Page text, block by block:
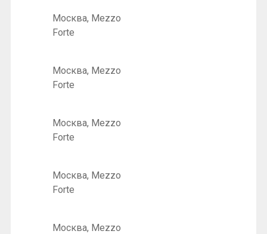
Москва, Mezzo
Forte
Москва, Mezzo
Forte
Москва, Mezzo
Forte
Москва, Mezzo
Forte
Москва, Mezzo